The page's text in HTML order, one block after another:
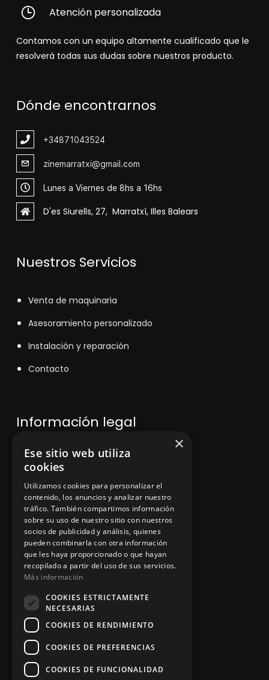
Atención personalizada
Contamos con un equipo altamente cualificado que le
resolverá todas sus dudas sobre nuestros producto.
Dónde encontrarnos
+34871043524
zinemarratxi@gmail.com
Lunes a Viernes de 8hs a 16hs
D'es Siurells, 27, Marratxí, Illes Balears
Nuestros Servicios
Venta de maquinaria
Asesoramiento personalizado
Instalación y reparación
Contacto
Información legal
Política de privacidad
Aviso legal
App Zine Hostelería
Síguenos
×
Ese sitio web utiliza
cookies
Utilizamos cookies para personalizar el
contenido, los anuncios y analizar nuestro
tráfico. También compartimos información
sobre su uso de nuestro sitio con nuestros
socios de publicidad y análisis, quienes
pueden combinarla con otra información
que les haya proporcionado o que hayan
recopilado a partir del uso de sus servicios.
Más información
COOKIES ESTRICTAMENTE
NECESARIAS
COOKIES DE RENDIMIENTO
COOKIES DE PREFERENCIAS
COOKIES DE FUNCIONALIDAD